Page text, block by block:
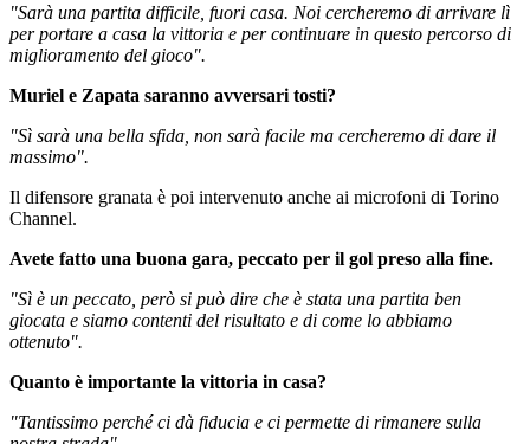
"Sarà una partita difficile, fuori casa. Noi cercheremo di arrivare lì
per portare a casa la vittoria e per continuare in questo percorso di
miglioramento del gioco".
Muriel e Zapata saranno avversari tosti?
"Sì sarà una bella sfida, non sarà facile ma cercheremo di dare il
massimo".
Il difensore granata è poi intervenuto anche ai microfoni di Torino
Channel.
Avete fatto una buona gara, peccato per il gol preso alla fine.
"Sì è un peccato, però si può dire che è stata una partita ben
giocata e siamo contenti del risultato e di come lo abbiamo
ottenuto".
Quanto è importante la vittoria in casa?
"Tantissimo perché ci dà fiducia e ci permette di rimanere sulla